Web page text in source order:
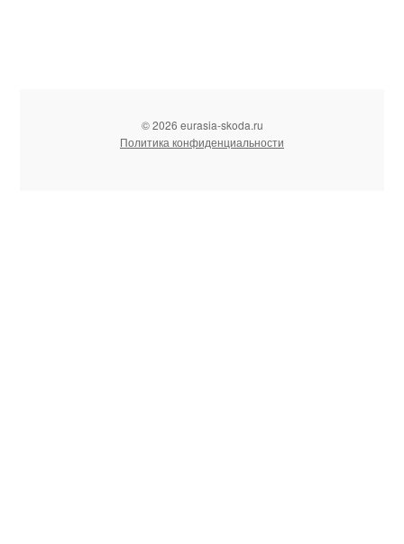
© 2026 eurasia-skoda.ru
Политика конфиденциальности